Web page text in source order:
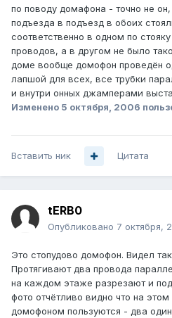
по поводу домафона - точно не
подъезда в подъезд в обоих
соответственно в одном по
проводов, а в другом не было
доме вообще домофон проведён
лапшой для всех, все трубки
и внутри онных джамперами
Изменено 5 октября, 2006
Вставить ник Цитата
tERB0
Опубликовано 7 октября,
Это стопудово домофон. Видел
Протягивают два провода
на каждом этаже разрезают и
фото отчётливо видно что на
домофоном пользуются - два